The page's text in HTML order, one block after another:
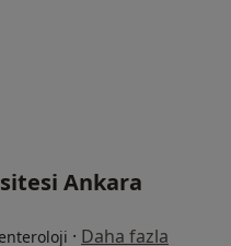
Ankara
· Daha fazla